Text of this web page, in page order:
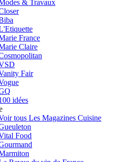
& Travaux
France
Claire
Fair
idées
tous Les Magazines Cuisine
Food